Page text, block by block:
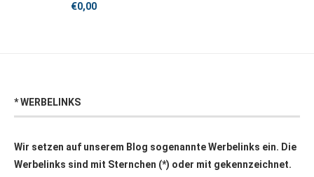
€0,00
* WERBELINKS
Wir setzen auf unserem Blog sogenannte Werbelinks ein. Die
Werbelinks sind mit Sternchen (*) oder mit gekennzeichnet.